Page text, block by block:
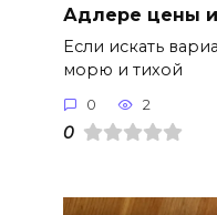
Адлере цены
Если искать
морю и тихой
0 2
0